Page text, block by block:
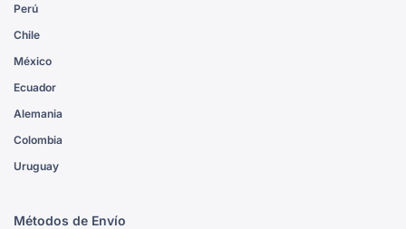
Perú
Chile
México
Ecuador
Alemania
Colombia
Uruguay
Métodos de Envío